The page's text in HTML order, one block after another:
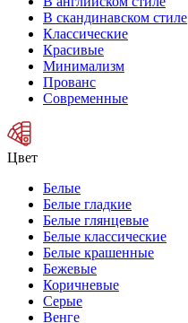
В скандинавском стиле
Классические
Красивые
Минимализм
Прованс
Современные
Цвет
Белые
Белые гладкие
Белые глянцевые
Белые классические
Белые крашенные
Бежевые
Коричневые
Серые
Венге